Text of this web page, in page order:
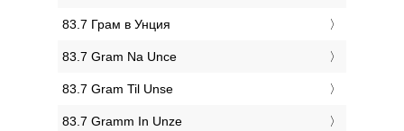
‎83.7 Грам в Унция
‎83.7 Gram Na Unce
‎83.7 Gram Til Unse
‎83.7 Gramm In Unze